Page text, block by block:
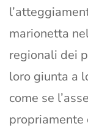
marionetta
regionali dei
loro giunta a
come se
propriamente